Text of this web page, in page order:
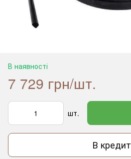
В наявності
7 729 грн/шт.
шт.
В кредит